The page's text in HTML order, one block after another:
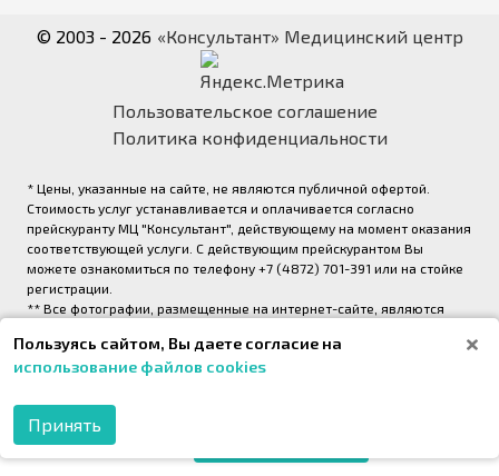
© 2003 - 2026 «Консультант» Медицинский центр
Пользовательское соглашение
Политика конфиденциальности
* Цены, указанные на сайте, не являются публичной офертой.
Стоимость услуг устанавливается и оплачивается согласно
прейскуранту МЦ "Консультант", действующему на момент оказания
соответствующей услуги. С действующим прейскурантом Вы
можете ознакомиться по телефону +7 (4872) 701-391 или на стойке
регистрации.
** Все фотографии, размещенные на интернет-сайте, являются
«Консультант» (правообладатель ООО «Медрейд»)
Пользуясь сайтом, Вы даете согласие на
использование файлов cookies
Принять